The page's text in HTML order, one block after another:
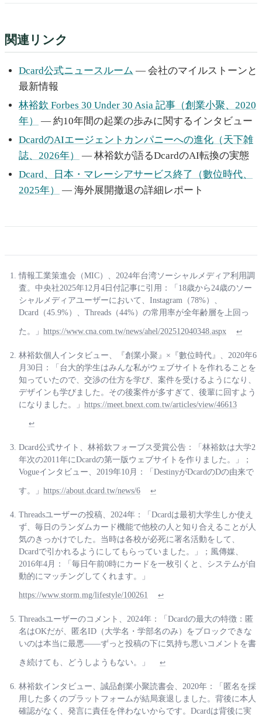
関連リンク
Dcard公式ニュースルーム — 会社のマイルストーンと
最新情報
林裕欽 Forbes 30 Under 30 Asia 記事（創業小聚、2020
年）
— 約10年間の起業の歩みに関するインタビュー
DcardのAIエージェントカンパニーへの進化（天下雑
誌、2026年）
— 林裕欽が語るDcardのAI転換の実態
Dcard、日本・マレーシアサービス終了（數位時代、
2025年）
— 海外展開撤退の詳細レポート
情報工業策進会（MIC）、2024年台湾ソーシャルメディア利用調
査。中央社2025年12月4日付記事に引用：「18歳から24歳のソー
シャルメディアユーザーにおいて、Instagram（78%）、
Dcard（45.9%）、Threads（44%）の常用率が全年齢層を上回っ
た。」 https://www.cna.com.tw/news/ahel/202512040348.aspx ↩
林裕欽個人インタビュー、『創業小聚』×『數位時代』、2020年6
月30日：「台大的学生はみんな私がウェブサイトを作れることを
知っていたので、交渉の仕方を学び、案件を受けるようになり、
デザインも学びました。その後案件が多すぎて、後輩に回すよう
になりました。」 https://meet.bnext.com.tw/articles/view/46613
↩
Dcard公式サイト、林裕欽フォーブス受賞公告：「林裕欽は大学2
年次の2011年にDcardの第一版ウェブサイトを作りました。」；
Vogueインタビュー、2019年10月：「DestinyがDcardのDの由来で
す。」 https://about.dcard.tw/news/6 ↩
Threadsユーザーの投稿、2024年：「Dcardは最初大学生しか使え
ず、毎日のランダムカード機能で他校の人と知り合えることが人
気のきっかけでした。当時は各校が必死に署名活動をして、
Dcardで引かれるようにしてもらっていました。」；風傳媒、
2016年4月：「毎日午前0時にカードを一枚引くと、システムが自
動的にマッチングしてくれます。」
https://www.storm.mg/lifestyle/100261 ↩
Threadsユーザーのコメント、2024年：「Dcardの最大の特徴：匿
名はOKだが、匿名ID（大学名・学部名のみ）をブロックできな
いのは本当に最悪——ずっと投稿の下に気持ち悪いコメントを書
き続けても、どうしようもない。」 ↩
林裕欽インタビュー、誠品創業小聚読書会、2020年：「匿名を採
用した多くのプラットフォームが結局衰退しました。背後に本人
確認がなく、発言に責任を伴わないからです。Dcardは背後に実